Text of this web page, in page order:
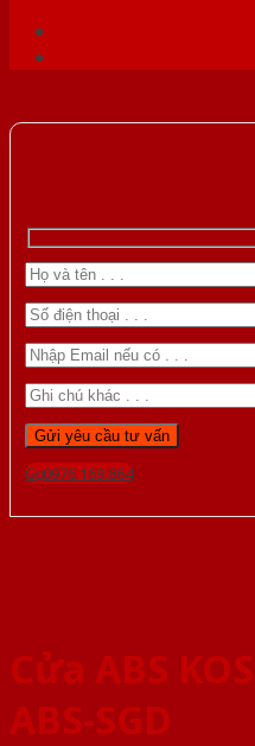
Gọi 0976.169.864
Cửa ABS
ABS-SGD